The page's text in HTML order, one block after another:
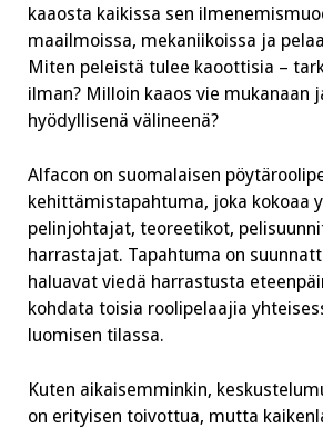
kaaosta kaikissa sen
maailmoissa, mekaniikoissa ja
Miten peleistä tulee kaoottisia –
ilman? Milloin kaaos vie mukanaan
hyödyllisenä välineenä?
Alfacon on suomalaisen
kehittämistapahtuma, joka kokoaa
pelinjohtajat, teoreetikot,
harrastajat. Tapahtuma on
haluavat viedä harrastusta
kohdata toisia roolipelaajia
luomisen tilassa.
Kuten aikaisemminkin,
on erityisen toivottua, mutta